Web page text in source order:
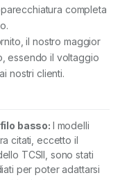
completa
il nostro maggior
essendo il voltaggio
nostri clienti.
basso: I modelli
citati, eccetto il
TCSII, sono stati
per poter adattarsi